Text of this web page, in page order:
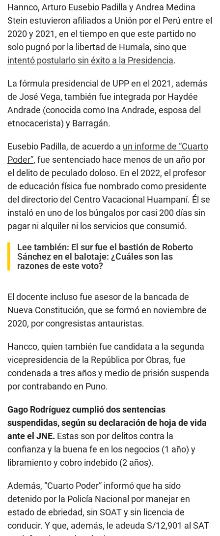
Hannco, Arturo Eusebio Padilla y Andrea Medina
Stein estuvieron afiliados a Unión por el Perú entre el
2020 y 2021, en el tiempo en que este partido no
solo pugnó por la libertad de Humala, sino que
intentó postularlo sin éxito a la Presidencia.
La fórmula presidencial de UPP en el 2021, además
de José Vega, también fue integrada por Haydée
Andrade (conocida como Ina Andrade, esposa del
etnocacerista) y Barragán.
Eusebio Padilla, de acuerdo a un informe de “Cuarto
Poder”, fue sentenciado hace menos de un año por
el delito de peculado doloso. En el 2022, el profesor
de educación física fue nombrado como presidente
del directorio del Centro Vacacional Huampaní. Él se
instaló en uno de los búngalos por casi 200 días sin
pagar ni alquiler ni los servicios que consumió.
Lee también: El sur fue el bastión de Roberto
Sánchez en el balotaje: ¿Cuáles son las
razones de este voto?
El docente incluso fue asesor de la bancada de
Nueva Constitución, que se formó en noviembre de
2020, por congresistas antauristas.
Hancco, quien también fue candidata a la segunda
vicepresidencia de la República por Obras, fue
condenada a tres años y medio de prisión suspenda
por contrabando en Puno.
Gago Rodríguez cumplió dos sentencias
suspendidas, según su declaración de hoja de vida
ante el JNE. Estas son por delitos contra la
confianza y la buena fe en los negocios (1 año) y
libramiento y cobro indebido (2 años).
Además, “Cuarto Poder” informó que ha sido
detenido por la Policía Nacional por manejar en
estado de ebriedad, sin SOAT y sin licencia de
conducir. Y que, además, le adeuda S/12,901 al SAT